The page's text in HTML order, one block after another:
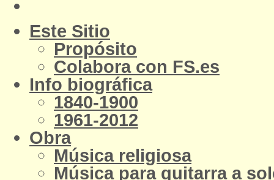
Este Sitio
Propósito
Colabora con FS.es
Info biográfica
1840-1900
1961-2012
Obra
Música religiosa
Música para guitarra a